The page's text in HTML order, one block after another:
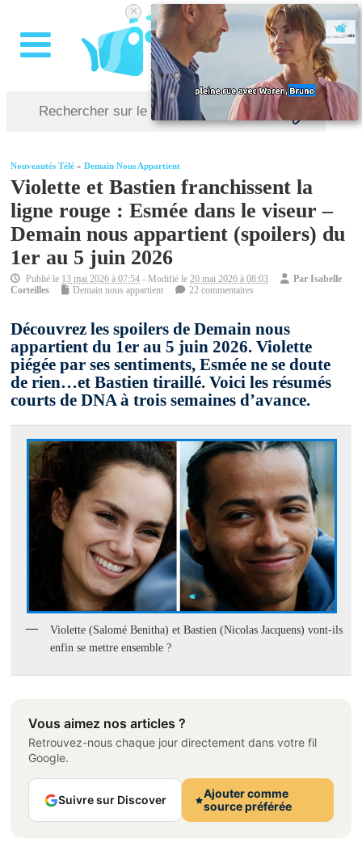
Nouveautés Télé »Demain Nous Appartient
Violette et Bastien franchissent la
ligne rouge : Esmée dans le viseur –
Demain nous appartient (spoilers) du
1er au 5 juin 2026
Publié le 13 mai 2026 à 07:54 - Modifié le20 mai 2026 à 08:03 ParIsabelle
Corteilles
Demain nous appartient 22 commentaires
Découvrez les spoilers de Demain nous
appartient du 1er au 5 juin 2026. Violette
piégée par ses sentiments, Esmée ne se doute
de rien…et Bastien tiraillé. Voici les résumés
courts de DNA à trois semaines d’avance.
Violette (Salomé Benitha) et Bastien (Nicolas Jacquens) vont-ils
enfin se mettre ensemble ?
Vous aimez nos articles ?
Retrouvez-nous chaque jour directement dans votre fil
Google.
Suivre sur Discover
Ajouter comme
source préférée
×